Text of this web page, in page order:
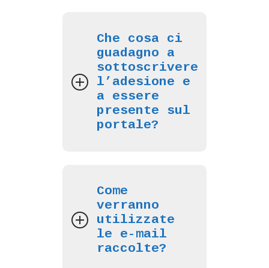
Che cosa ci
guadagno a
sottoscrivere
l’adesione e
a essere
presente sul
portale?
Come
verranno
utilizzate
le e-mail
raccolte?